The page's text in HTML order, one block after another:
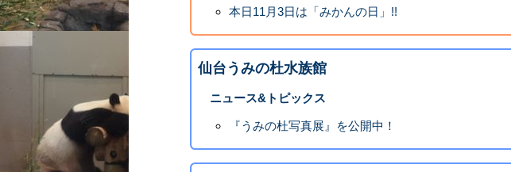
本日11月3日は「みかんの日」!!
仙台うみの杜水族館
ニュース&トピックス
『うみの杜写真展』を公開中！